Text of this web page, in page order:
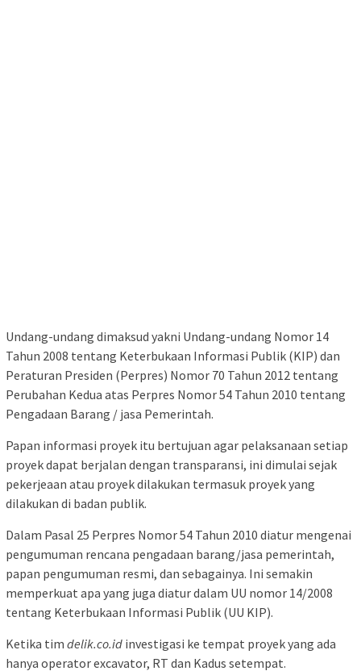
Undang-undang dimaksud yakni Undang-undang Nomor 14
Tahun 2008 tentang Keterbukaan Informasi Publik (KIP) dan
Peraturan Presiden (Perpres) Nomor 70 Tahun 2012 tentang
Perubahan Kedua atas Perpres Nomor 54 Tahun 2010 tentang
Pengadaan Barang / jasa Pemerintah.
Papan informasi proyek itu bertujuan agar pelaksanaan setiap
proyek dapat berjalan dengan transparansi, ini dimulai sejak
pekerjeaan atau proyek dilakukan termasuk proyek yang
dilakukan di badan publik.
Dalam Pasal 25 Perpres Nomor 54 Tahun 2010 diatur mengenai
pengumuman rencana pengadaan barang/jasa pemerintah,
papan pengumuman resmi, dan sebagainya. Ini semakin
memperkuat apa yang juga diatur dalam UU nomor 14/2008
tentang Keterbukaan Informasi Publik (UU KIP).
Ketika tim delik.co.id investigasi ke tempat proyek yang ada
hanya operator excavator, RT dan Kadus setempat.